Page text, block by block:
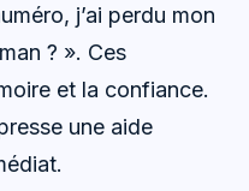
j’ai perdu mon
? ». Ces
et la confiance.
une aide